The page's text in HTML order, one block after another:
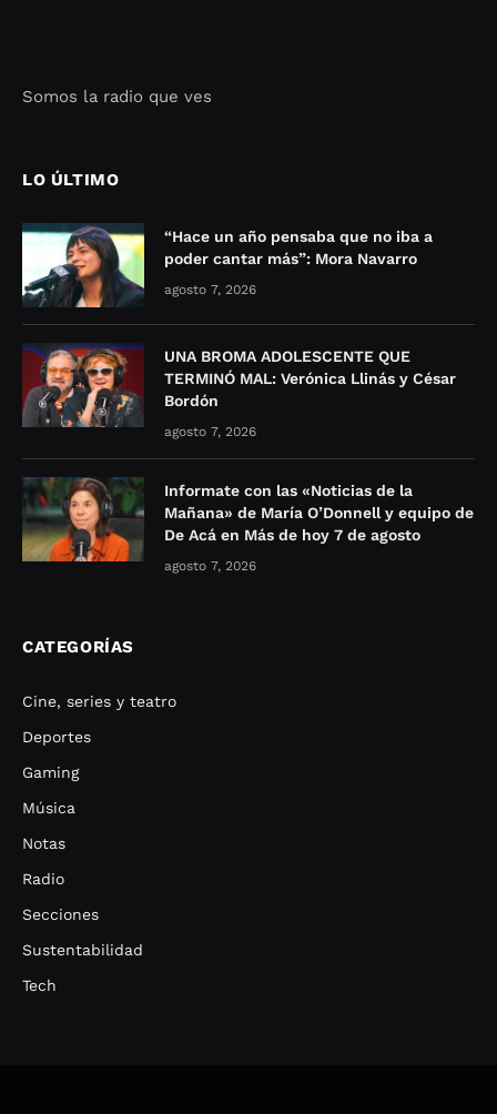
Somos la radio que ves
LO ÚLTIMO
“Hace un año pensaba que no iba a
poder cantar más”: Mora Navarro
agosto 7, 2026
UNA BROMA ADOLESCENTE QUE
TERMINÓ MAL: Verónica Llinás y César
Bordón
agosto 7, 2026
Informate con las «Noticias de la
Mañana» de María O’Donnell y equipo de
De Acá en Más de hoy 7 de agosto
agosto 7, 2026
CATEGORÍAS
Cine, series y teatro
Deportes
Gaming
Música
Notas
Radio
Secciones
Sustentabilidad
Tech